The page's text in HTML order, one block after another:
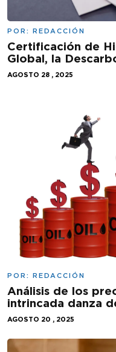
POR: REDACCIÓN
Certificación de
Global, la
AGOSTO 28 , 2025
POR: REDACCIÓN
Análisis de los
intrincada danza
AGOSTO 20 , 2025